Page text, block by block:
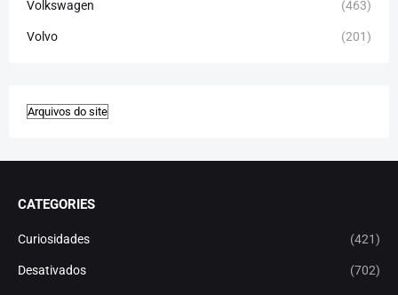
Volkswagen (463)
Volvo (201)
CATEGORIES
Curiosidades (421)
Desativados (702)